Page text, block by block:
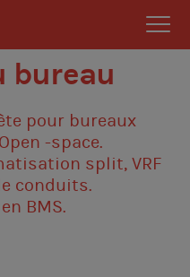
bureau
pour bureaux
-space.
split, VRF
conduits.
BMS.